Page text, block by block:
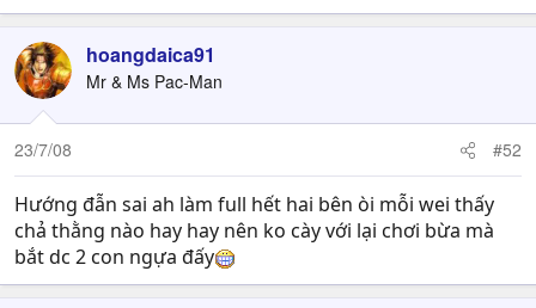
hoangdaica91
Mr & Ms Pac-Man
23/7/08 #52
Hướng đẫn sai ah làm full hết hai bên òi mỗi wei thấy
chả thằng nào hay hay nên ko cày với lại chơi bừa mà
bắt dc 2 con ngựa đấy